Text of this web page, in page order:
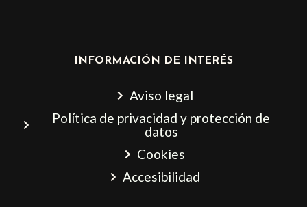
INFORMACIÓN DE INTERÉS
Aviso legal
Política de privacidad y protección de
datos
Cookies
Accesibilidad